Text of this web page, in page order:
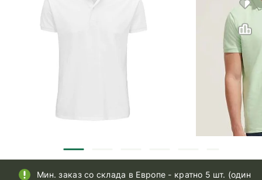
Мин. заказ со склада в Европе - кратно 5 шт. (один